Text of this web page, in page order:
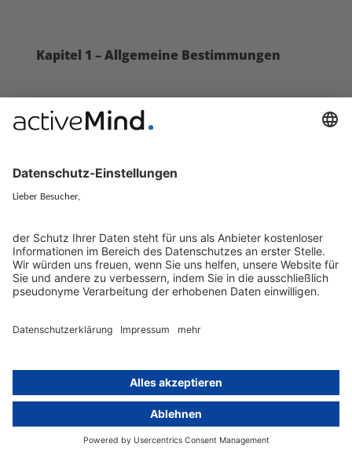
Kapitel 1 – Allgemeine Bestimmungen
KAPITEL II – Verbotene Praktiken im KI-
Bereich
Artikel 5 – Verbotene Praktiken im KI-Bereich
KAPITEL IV - TRANSPARENZPFLICHTEN FÜR
ANBIETER UND BETREIBER BESTIMMTER KI-
VERWENDUNGSZWECK
KAPITEL VI - MASSNAHMEN ZUR
INNOVATIONSFÖRDERUNG